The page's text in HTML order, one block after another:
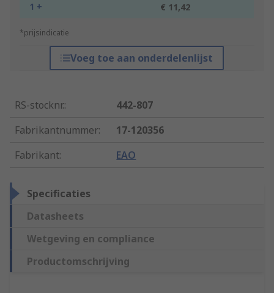
1 + € 11,42
*prijsindicatie
Voeg toe aan onderdelenlijst
RS-stocknr.:
442-807
Fabrikantnummer:
17-120356
Fabrikant: EAO
Specificaties
Datasheets
Wetgeving en compliance
Productomschrijving